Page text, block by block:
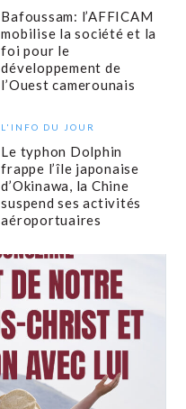
Bafoussam: l’AFFICAM
mobilise la société et la
foi pour le
développement de
l’Ouest camerounais
L'INFO DU JOUR
Le typhon Dolphin
frappe l’île japonaise
d’Okinawa, la Chine
suspend ses activités
aéroportuaires